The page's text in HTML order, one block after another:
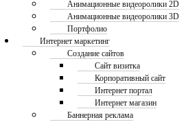
Анимационные видеоролики 2D
Анимационные видеоролики 3D
Портфолио
Интернет маркетинг
Создание сайтов
Сайт визитка
Корпоративный сайт
Интернет портал
Интернет магазин
Баннерная реклама